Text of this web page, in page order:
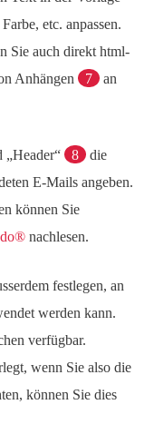
etc. anpassen.
Sie auch direkt html-
Anhängen
7
an
„Header“ 8
die
E-Mails angeben.
können Sie
nachlesen.
festlegen, an
werden kann.
verfügbar.
wenn Sie also die
können Sie dies